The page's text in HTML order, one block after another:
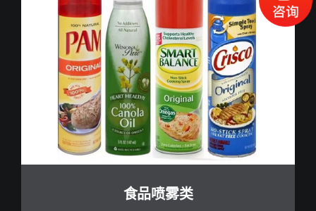
食品喷雾类